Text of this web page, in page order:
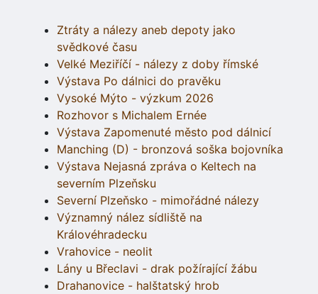
Ztráty a nálezy aneb depoty jako
svědkové času
Velké Meziříčí - nálezy z doby římské
Výstava Po dálnici do pravěku
Vysoké Mýto - výzkum 2026
Rozhovor s Michalem Ernée
Výstava Zapomenuté město pod dálnicí
Manching (D) - bronzová soška bojovníka
Výstava Nejasná zpráva o Keltech na
severním Plzeňsku
Severní Plzeňsko - mimořádné nálezy
Významný nález sídliště na
Královéhradecku
Vrahovice - neolit
Lány u Břeclavi - drak požírající žábu
Drahanovice - halštatský hrob